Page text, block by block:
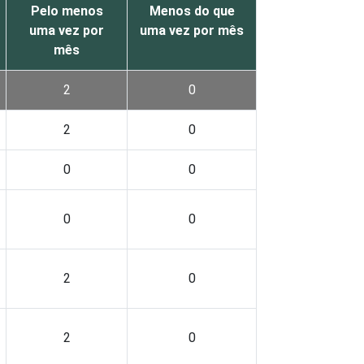
Pelo menos
uma vez por
mês
Menos do que
uma vez por mês
2 0
2 0
0 0
0 0
2 0
2 0